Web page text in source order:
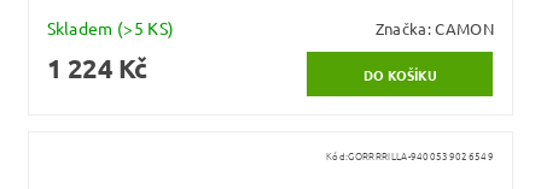
Skladem (>5 KS) Značka:CAMON
1 224 Kč
Kód:GORRRRILLA-9400539026549